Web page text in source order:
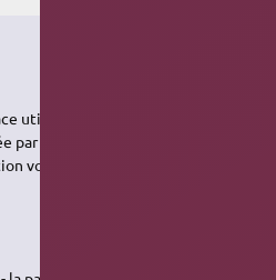
utilisateur par défaut
par défaut jusqu'à la version
voir la